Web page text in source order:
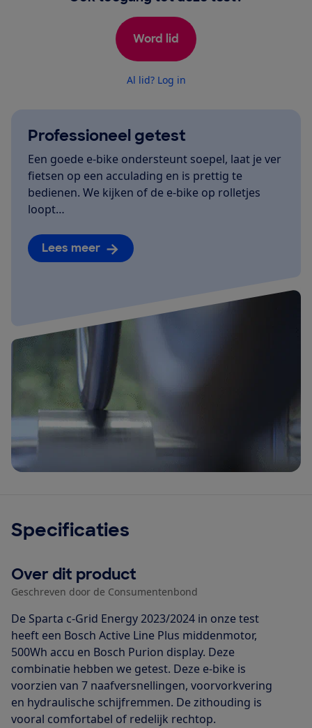
Word lid
Al lid? Log in
Professioneel getest
Een goede e-bike ondersteunt soepel, laat je ver
fietsen op een acculading en is prettig te
bedienen. We kijken of de e-bike op rolletjes
loopt…
Lees meer
Specificaties
Over dit product
Geschreven door de Consumentenbond
De Sparta c-Grid Energy 2023/2024 in onze test
heeft een Bosch Active Line Plus middenmotor,
500Wh accu en Bosch Purion display. Deze
combinatie hebben we getest. Deze e-bike is
voorzien van 7 naafversnellingen, voorvorkvering
en hydraulische schijfremmen. De zithouding is
vooral comfortabel of redelijk rechtop.